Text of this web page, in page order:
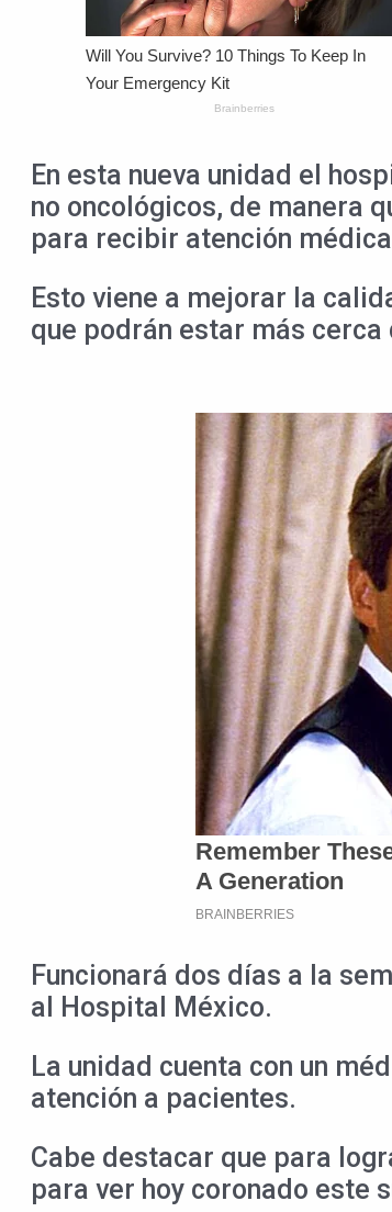
En esta nueva unidad el
no oncológicos, de manera
para recibir atención
Esto viene a mejorar la
que podrán estar más
Funcionará dos días a la
al Hospital México.
La unidad cuenta con un
atención a pacientes.
Cabe destacar que para
para ver hoy coronado este